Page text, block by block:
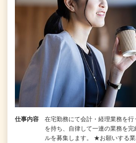
仕事内容
在宅勤務にて会計・経理業務を
を持ち、自律して一連の業務を
ルを募集します。 ★お願いする